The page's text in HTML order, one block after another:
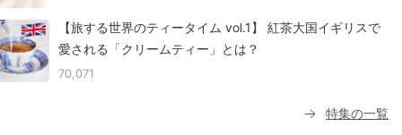
【旅する世界のティータイム vol.1】 紅茶大国イギリスで
愛される「クリームティー」とは？
70,071
特集の一覧